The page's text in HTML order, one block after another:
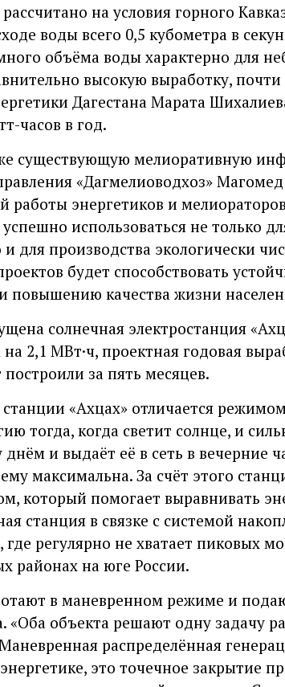
на условия горного
воды всего 0,5 кубометра в
объёма воды характерно для
высокую выработку,
Дагестана Марата
часов в год.
существующую мелиоративную
«Дагмелиоводхоз»
работы энергетиков и
использоваться не только
и для производства экологически
будет способствовать
повышению качества жизни
солнечная электростанция
2,1 МВт·ч, проектная годовая
за пять месяцев.
«Ахцах» отличается
тогда, когда светит солнце, и
и выдаёт её в сеть в вечерние
максимальна. За счёт этого
который помогает выравнивать
станция в связке с системой
регулярно не хватает пиковых
районах на юге России.
в маневренном режиме и
«Оба объекта решают одну задачу
распределённая
это точечное закрытие